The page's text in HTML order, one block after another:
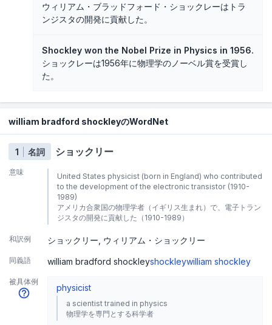
ウィリアム・ブラッドフォード・ショックレーはトラ
ンジスタの開発に貢献した。
Shockley won the Nobel Prize in Physics in 1956.
ショックレーは1956年に物理学のノーベル賞を受賞し
た。
william bradford shockleyのWordNet
1 名詞 ショックリー
意味
United States physicist (born in England) who contributed
to the development of the electronic transistor (1910-
1989)
アメリカ合衆国の物理学者（イギリス生まれ）で、電子トラン
ジスタの開発に貢献した（1910-1989）
和訳例 ショックリー ウィリアム・ショックリー
同義語 william bradford shockleyshockleywilliam shockley
被具体例
physicist
a scientist trained in physics
物理学を専門とする科学者